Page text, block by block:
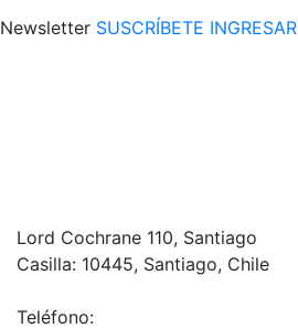
Newsletter SUSCRÍBETE INGRESAR
Lord Cochrane 110, Santiago
Casilla: 10445, Santiago, Chile
Teléfono: